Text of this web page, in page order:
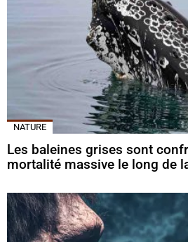
NATURE
Les baleines grises sont
mortalité massive le long de